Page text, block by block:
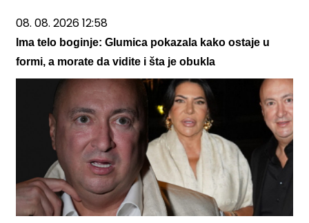
08. 08. 2026 12:58
Ima telo boginje: Glumica pokazala kako ostaje u
formi, a morate da vidite i šta je obukla